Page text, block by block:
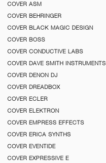
COVER ASM
COVER BEHRINGER
COVER BLACK MAGIC DESIGN
COVER BOSS
COVER CONDUCTIVE LABS
COVER DAVE SMITH INSTRUMENTS
COVER DENON DJ
COVER DREADBOX
COVER ECLER
COVER ELEKTRON
COVER EMPRESS EFFECTS
COVER ERICA SYNTHS
COVER EVENTIDE
COVER EXPRESSIVE E